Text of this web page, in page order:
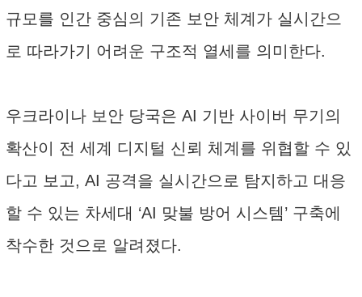
규모를 인간 중심의 기존 보안 체계가 실시간으
로 따라가기 어려운 구조적 열세를 의미한다.
우크라이나 보안 당국은 AI 기반 사이버 무기의
확산이 전 세계 디지털 신뢰 체계를 위협할 수 있
다고 보고, AI 공격을 실시간으로 탐지하고 대응
할 수 있는 차세대 ‘AI 맞불 방어 시스템’ 구축에
착수한 것으로 알려졌다.